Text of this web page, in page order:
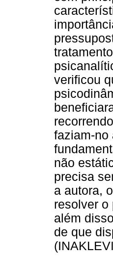
verificou
faziam-no
não
precisa
a autora,
resolver o
além
de que